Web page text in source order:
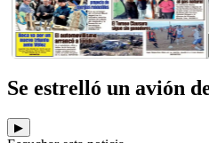
Se estrelló un avión
▶